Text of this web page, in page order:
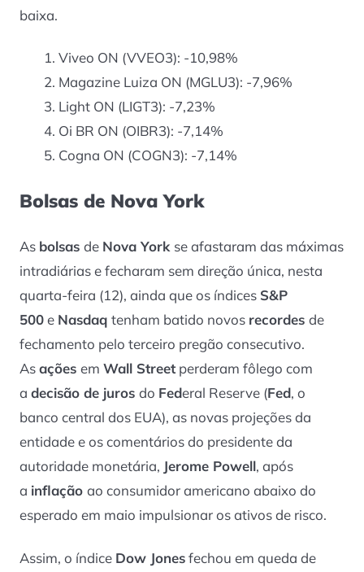
baixa.
Viveo ON (VVEO3): -10,98%
Magazine Luiza ON (MGLU3): -7,96%
Light ON (LIGT3): -7,23%
Oi BR ON (OIBR3): -7,14%
Cogna ON (COGN3): -7,14%
Bolsas de Nova York
As bolsas de Nova York se afastaram das máximas
intradiárias e fecharam sem direção única, nesta
quarta-feira (12), ainda que os índices S&P
500e Nasdaq tenham batido novos recordes de
fechamento pelo terceiro pregão consecutivo.
Asações em Wall Street perderam fôlego com
a decisão de juros do Federal Reserve (Fed, o
banco central dos EUA), as novas projeções da
entidade e os comentários do presidente da
autoridade monetária, Jerome Powell, após
a inflação ao consumidor americano abaixo do
esperado em maio impulsionar os ativos de risco.
Assim, o índice Dow Jonesfechou em queda de